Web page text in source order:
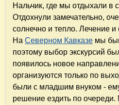
Нальчик, где мы отдыхали в
Отдохнули замечательно,
солнечно и тепло. Лечение и
На Северном Кавказе мы
поэтому выбор экскурсий
появилось новое
организуются только по
были с младшим внуком -
решение ездить по очереди.